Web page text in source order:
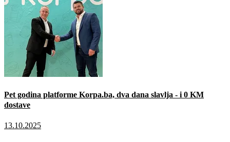
Pet godina platforme Korpa.ba, dva dana slavlja - i 0 KM
dostave
13.10.2025